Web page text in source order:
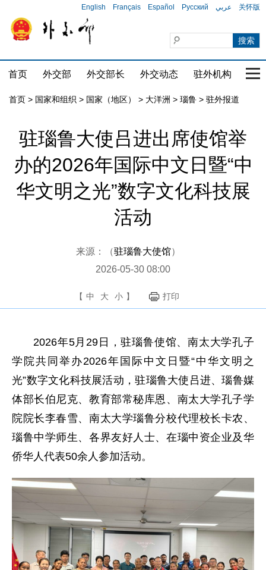
English Français Español Русский عربي 关怀版
首页 外交部 外交部长 外交动态 驻外机构 国
首页 > 国家和组织 > 国家（地区） > 大洋洲 > 瑙鲁 > 驻外报道
驻瑙鲁大使吕进出席使馆举
办的2026年国际中文日暨“中
华文明之光”数字文化科技展
活动
来源：（驻瑙鲁大使馆）
2026-05-30 08:00
【 中 大 小 】 打印
2026年5月29日，驻瑙鲁使馆、南太大学孔子
学院共同举办2026年国际中文日暨“中华文明之
光”数字文化科技展活动，驻瑙鲁大使吕进、瑙鲁媒
体部长伯尼克、教育部常秘库恩、南太大学孔子学
院院长李春雪、南太大学瑙鲁分校代理校长卡农、
瑙鲁中学师生、各界友好人士、在瑙中资企业及华
侨华人代表50余人参加活动。